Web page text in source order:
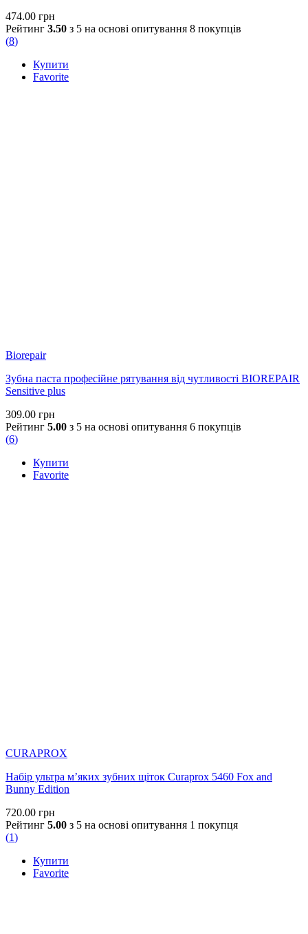
474.00 грн
Рейтинг 3.50 з 5 на основі опитування 8 покупців
(8)
Купити
Favorite
Biorepair
Зубна паста професійне рятування від чутливості BIOREPAIR
Sensitive plus
309.00 грн
Рейтинг 5.00 з 5 на основі опитування 6 покупців
(6)
Купити
Favorite
CURAPROX
Набір ультра м’яких зубних щіток Curaprox 5460 Fox and
Bunny Edition
720.00 грн
Рейтинг 5.00 з 5 на основі опитування 1 покупця
(1)
Купити
Favorite